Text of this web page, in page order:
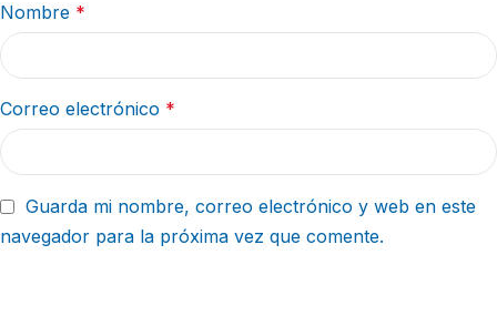
Nombre *
Correo electrónico *
Guarda mi nombre, correo electrónico y web en este
navegador para la próxima vez que comente.